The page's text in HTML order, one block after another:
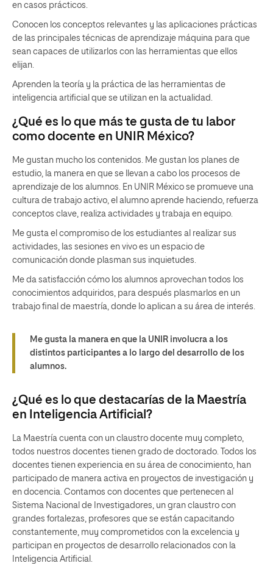
en casos prácticos.
Conocen los conceptos relevantes y las aplicaciones prácticas
de las principales técnicas de aprendizaje máquina para que
sean capaces de utilizarlos con las herramientas que ellos
elijan.
Aprenden la teoría y la práctica de las herramientas de
inteligencia artificial que se utilizan en la actualidad.
¿Qué es lo que más te gusta de tu labor
como docente en UNIR México?
Me gustan mucho los contenidos. Me gustan los planes de
estudio, la manera en que se llevan a cabo los procesos de
aprendizaje de los alumnos. En UNIR México se promueve una
cultura de trabajo activo, el alumno aprende haciendo, refuerza
conceptos clave, realiza actividades y trabaja en equipo.
Me gusta el compromiso de los estudiantes al realizar sus
actividades, las sesiones en vivo es un espacio de
comunicación donde plasman sus inquietudes.
Me da satisfacción cómo los alumnos aprovechan todos los
conocimientos adquiridos, para después plasmarlos en un
trabajo final de maestría, donde lo aplican a su área de interés.
Me gusta la manera en que la UNIR involucra a los
distintos participantes a lo largo del desarrollo de los
alumnos.
¿Qué es lo que destacarías de la Maestría
en Inteligencia Artificial?
La Maestría cuenta con un claustro docente muy completo,
todos nuestros docentes tienen grado de doctorado. Todos los
docentes tienen experiencia en su área de conocimiento, han
participado de manera activa en proyectos de investigación y
en docencia. Contamos con docentes que pertenecen al
Sistema Nacional de Investigadores, un gran claustro con
grandes fortalezas, profesores que se están capacitando
constantemente, muy comprometidos con la excelencia y
participan en proyectos de desarrollo relacionados con la
Inteligencia Artificial.